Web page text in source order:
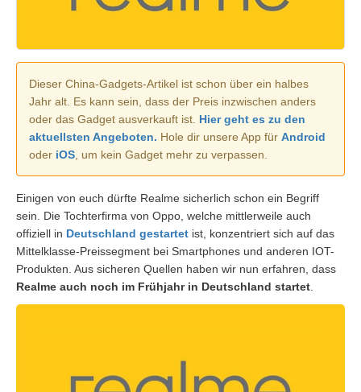
Dieser China-Gadgets-Artikel ist schon über ein halbes
Jahr alt. Es kann sein, dass der Preis inzwischen anders
oder das Gadget ausverkauft ist. Hier geht es zu den
aktuellsten Angeboten. Hole dir unsere App für Android
oder iOS , um kein Gadget mehr zu verpassen.
Einigen von euch dürfte Realme sicherlich schon ein Begriff
sein. Die Tochterfirma von Oppo, welche mittlerweile auch
offiziell in Deutschland gestartet ist, konzentriert sich auf das
Mittelklasse-Preissegment bei Smartphones und anderen IOT-
Produkten. Aus sicheren Quellen haben wir nun erfahren, dass
Realme auch noch im Frühjahr in Deutschland startet